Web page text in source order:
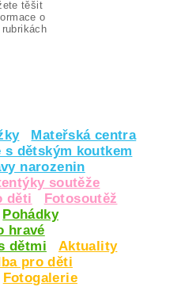
těšit
o
Mateřská centra
s dětským koutkem
narozenin
soutěže
děti
Fotosoutěž
Pohádky
hravé
dětmi
Aktuality
pro děti
Fotogalerie